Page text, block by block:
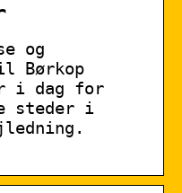
og
Børkop
i dag for
steder i